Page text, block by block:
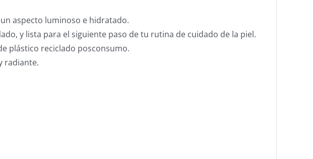
aspecto luminoso e hidratado.
y lista para el siguiente paso de tu rutina de cuidado de la piel.
plástico reciclado posconsumo.
radiante.